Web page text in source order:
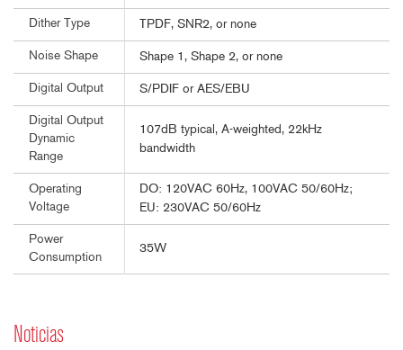
Dither Type TPDF, SNR2, or none
Noise Shape Shape 1, Shape 2, or none
Digital Output S/PDIF or AES/EBU
Digital Output
Dynamic
Range
107dB typical, A-weighted, 22kHz
bandwidth
Operating
Voltage
DO: 120VAC 60Hz, 100VAC 50/60Hz;
EU: 230VAC 50/60Hz
Power
Consumption
35W
Noticias